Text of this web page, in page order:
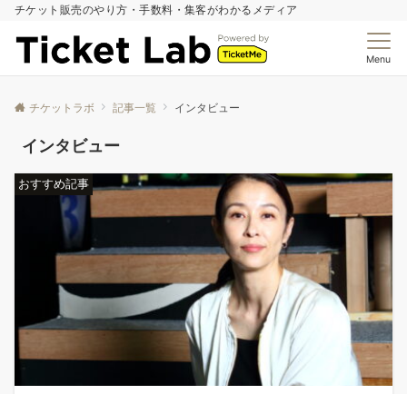
チケット販売のやり方・手数料・集客がわかるメディア
Menu
チケットラボ 記事一覧 インタビュー
インタビュー
おすすめ記事